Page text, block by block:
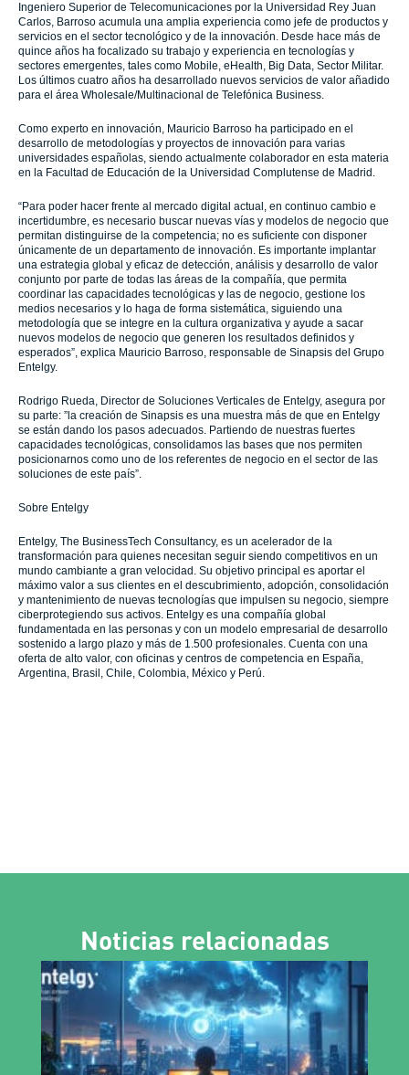
Ingeniero Superior de Telecomunicaciones por la Universidad Rey Juan
Carlos, Barroso acumula una amplia experiencia como jefe de productos y
servicios en el sector tecnológico y de la innovación. Desde hace más de
quince años ha focalizado su trabajo y experiencia en tecnologías y
sectores emergentes, tales como Mobile, eHealth, Big Data, Sector Militar.
Los últimos cuatro años ha desarrollado nuevos servicios de valor añadido
para el área Wholesale/Multinacional de Telefónica Business.
Como experto en innovación, Mauricio Barroso ha participado en el
desarrollo de metodologías y proyectos de innovación para varias
universidades españolas, siendo actualmente colaborador en esta materia
en la Facultad de Educación de la Universidad Complutense de Madrid.
“Para poder hacer frente al mercado digital actual, en continuo cambio e
incertidumbre, es necesario buscar nuevas vías y modelos de negocio que
permitan distinguirse de la competencia; no es suficiente con disponer
únicamente de un departamento de innovación. Es importante implantar
una estrategia global y eficaz de detección, análisis y desarrollo de valor
conjunto por parte de todas las áreas de la compañía, que permita
coordinar las capacidades tecnológicas y las de negocio, gestione los
medios necesarios y lo haga de forma sistemática, siguiendo una
metodología que se integre en la cultura organizativa y ayude a sacar
nuevos modelos de negocio que generen los resultados definidos y
esperados”, explica Mauricio Barroso, responsable de Sinapsis del Grupo
Entelgy.
Rodrigo Rueda, Director de Soluciones Verticales de Entelgy, asegura por
su parte: ”la creación de Sinapsis es una muestra más de que en Entelgy
se están dando los pasos adecuados. Partiendo de nuestras fuertes
capacidades tecnológicas, consolidamos las bases que nos permiten
posicionarnos como uno de los referentes de negocio en el sector de las
soluciones de este país”.
Sobre Entelgy
Entelgy, The BusinessTech Consultancy, es un acelerador de la
transformación para quienes necesitan seguir siendo competitivos en un
mundo cambiante a gran velocidad. Su objetivo principal es aportar el
máximo valor a sus clientes en el descubrimiento, adopción, consolidación
y mantenimiento de nuevas tecnologías que impulsen su negocio, siempre
ciberprotegiendo sus activos. Entelgy es una compañía global
fundamentada en las personas y con un modelo empresarial de desarrollo
sostenido a largo plazo y más de 1.500 profesionales. Cuenta con una
oferta de alto valor, con oficinas y centros de competencia en España,
Argentina, Brasil, Chile, Colombia, México y Perú.
Noticias relacionadas